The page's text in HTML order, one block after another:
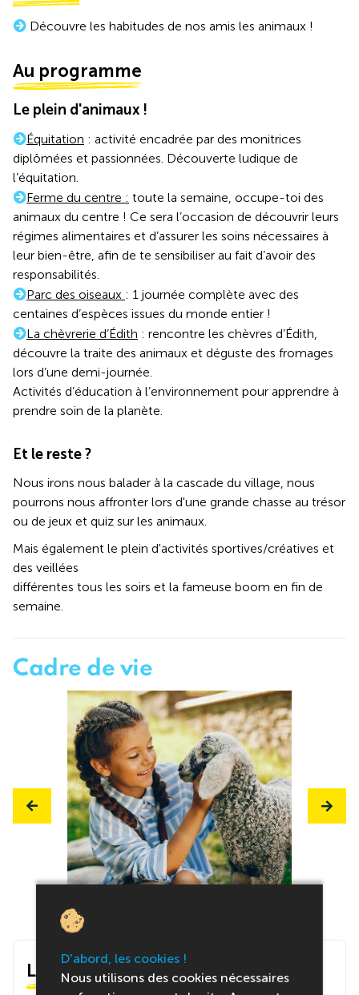
Découvre les habitudes de nos amis les animaux !
Au programme
Le plein d'animaux !
Équitation : activité encadrée par des monitrices
diplômées et passionnées. Découverte ludique de
l’équitation.
Ferme du centre : toute la semaine, occupe-toi des
animaux du centre ! Ce sera l’occasion de découvrir leurs
régimes alimentaires et d’assurer les soins nécessaires à
leur bien-être, afin de te sensibiliser au fait d’avoir des
responsabilités.
Parc des oiseaux : 1 journée complète avec des
centaines d’espèces issues du monde entier !
La chèvrerie d’Édith : rencontre les chèvres d’Édith,
découvre la traite des animaux et déguste des fromages
lors d’une demi-journée.
Activités d’éducation à l’environnement pour apprendre à
prendre soin de la planète.
Et le reste ?
Nous irons nous balader à la cascade du village, nous
pourrons nous affronter lors d'une grande chasse au trésor
ou de jeux et quiz sur les animaux.
Mais également le plein d'activités sportives/créatives et
des veillées
différentes tous les soirs et la fameuse boom en fin de
semaine.
Cadre de vie
Le centre
D'abord, les cookies !
Nous utilisons des cookies nécessaires